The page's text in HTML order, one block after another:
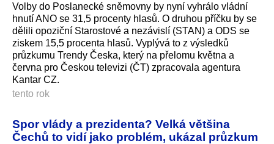
Volby do Poslanecké sněmovny by nyní vyhrálo vládní
hnutí ANO se 31,5 procenty hlasů. O druhou příčku by se
dělili opoziční Starostové a nezávislí (STAN) a ODS se
ziskem 15,5 procenta hlasů. Vyplývá to z výsledků
průzkumu Trendy Česka, který na přelomu května a
června pro Českou televizi (ČT) zpracovala agentura
Kantar CZ.
tento rok
Spor vlády a prezidenta? Velká většina
Čechů to vidí jako problém, ukázal průzkum